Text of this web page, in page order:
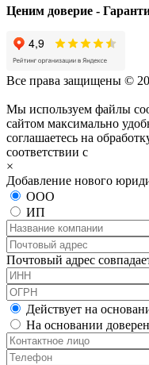
Ценим доверие -
Все права защищены ©
Мы используем файлы
сайтом максимально
соглашаетесь на
соответствии с
×
Добавление нового
ООО
ИП
Почтовый адрес
Действует на
На основании